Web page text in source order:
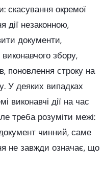
скасування окремої
дії незаконною,
документи,
збору,
поновлення строку на
У деяких випадках
виконавчі дії на час
треба розуміти межі:
чинний, саме
не завжди означає, що